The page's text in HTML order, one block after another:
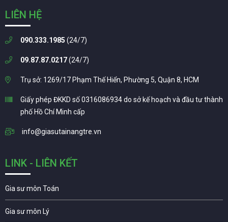
LIÊN HỆ
090.333.1985 (24/7)
09.87.87.0217(24/7)
Trụ sở: 1269/17 Phạm Thế Hiển, Phường 5, Quận 8, HCM
Giấy phép ĐKKD số 0316086934 do sở kế hoạch và đầu tư thành
phố Hồ Chí Minh cấp
info@giasutainangtre.vn
LINK - LIÊN KẾT
Gia sư môn Toán
Gia sư môn Lý